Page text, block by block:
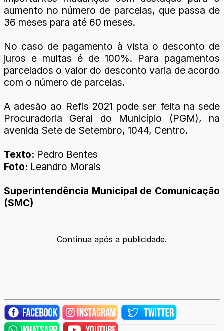
aumento no número de parcelas, que passa de
36 meses para até 60 meses.
No caso de pagamento à vista o desconto de
juros e multas é de 100%. Para pagamentos
parcelados o valor do desconto varia de acordo
com o número de parcelas.
A adesão ao Refis 2021 pode ser feita na sede
Procuradoria Geral do Município (PGM), na
avenida Sete de Setembro, 1044, Centro.
Texto: Pedro Bentes
Foto: Leandro Morais
Superintendência Municipal de Comunicação
(SMC)
Continua após a publicidade.